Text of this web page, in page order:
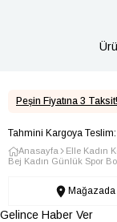
Peşin Fiyatına 3 Taksit!
Tahmini Kargoya
Anasayfa Elle Kadın
Bej Kadın Günlük Spor
Mağazada
Gelince Haber Ver